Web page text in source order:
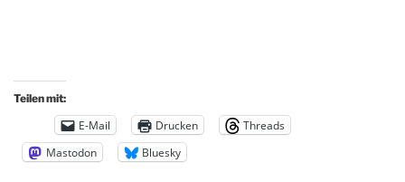
Teilen mit:
E-Mail Drucken
Threads
Mastodon
Bluesky